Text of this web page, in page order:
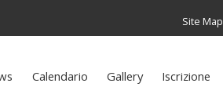
Site Map
Calendario Gallery Iscrizione